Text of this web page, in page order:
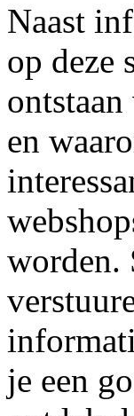
Naast
op deze
en
worden.
je een